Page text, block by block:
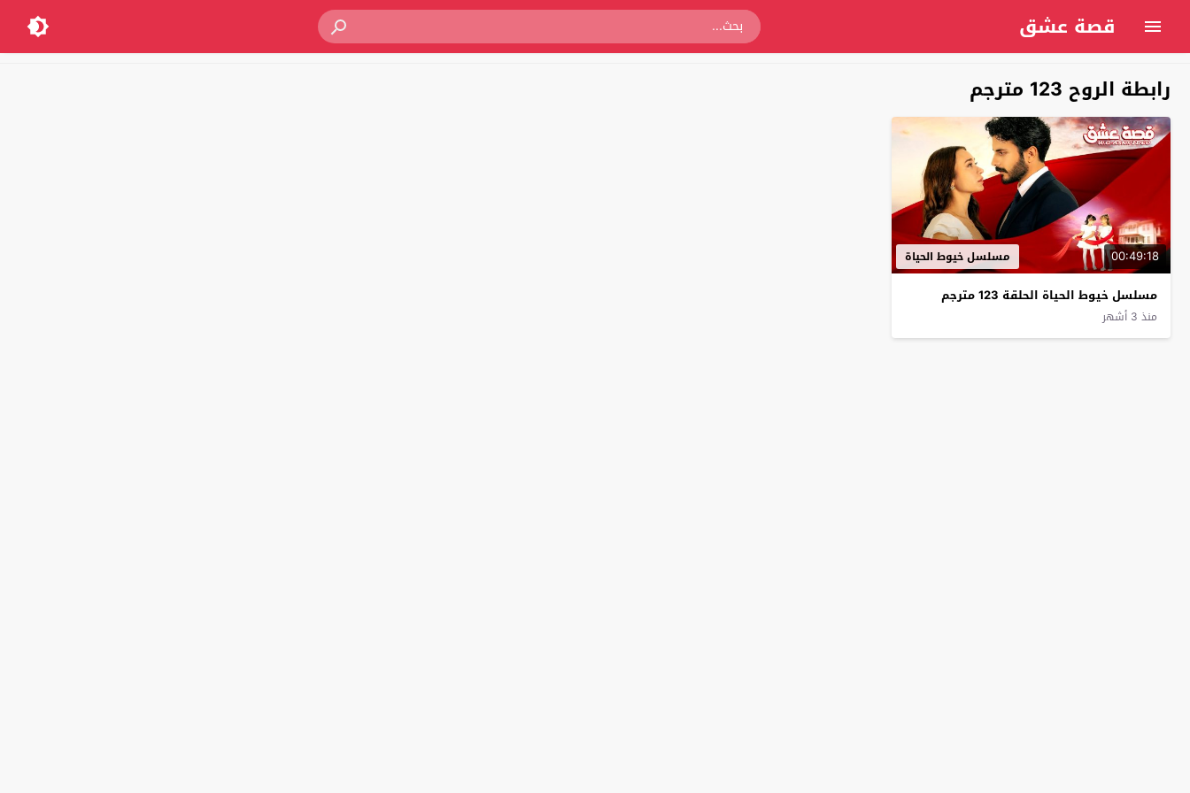
قصة عشق
رابطة الروح 123 مترجم
00:49:18 مسلسل خيوط الحياة
مسلسل خيوط الحياة الحلقة 123 مترجم
منذ 3 أشهر